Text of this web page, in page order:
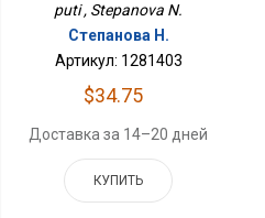
puti , Stepanova N.
Степанова Н.
Артикул: 1281403
$34.75
Доставка за 14–20 дней
КУПИТЬ